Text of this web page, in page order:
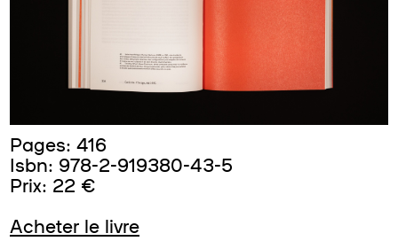
Pages: 416
Isbn: 978-2-919380-43-5
Prix: 22 €
Acheter le livre